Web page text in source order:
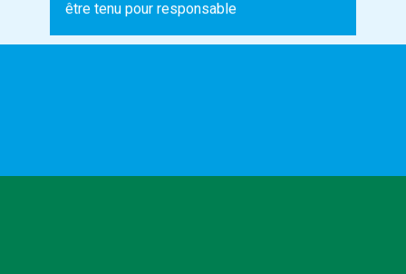
être tenu pour responsable